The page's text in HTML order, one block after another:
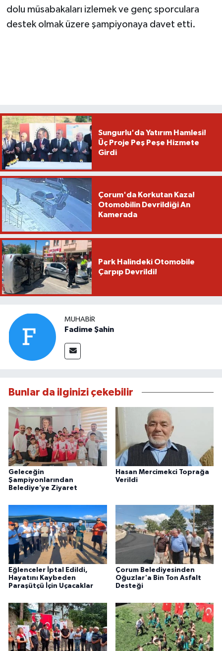
dolu müsabakaları izlemek ve genç sporculara
destek olmak üzere şampiyonaya davet etti.
Sungurlu'da Yatırım Hamlesi!
Üç Proje Peş Peşe Hizmete
Girdi
Çorum'da Korkutan Kaza!
Otomobilin Devrildiği An
Kamerada
Park Halindeki Otomobile
Çarpıp Devrildi!
MUHABIR
Fadime Şahin
Bunlar da ilginizi çekebilir
Geleceğin
Şampiyonlarından
Belediye’ye Ziyaret
Hasan Mercimekci Toprağa
Verildi
Eğlenceler İptal Edildi,
Hayatını Kaybeden
Paraşütçü İçin Uçacaklar
Çorum Belediyesinden
Oğuzlar'a Bin Ton Asfalt
Desteği